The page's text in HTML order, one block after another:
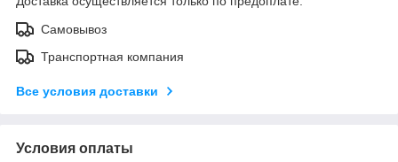
Самовывоз
Транспортная компания
Все условия доставки
Условия оплаты